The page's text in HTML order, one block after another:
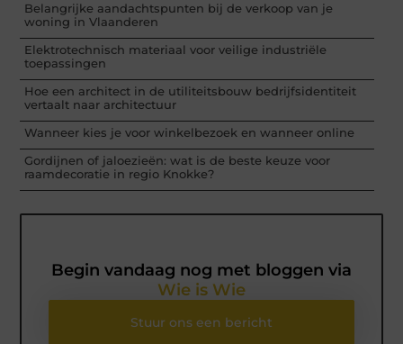
Belangrijke aandachtspunten bij de verkoop van je
woning in Vlaanderen
Elektrotechnisch materiaal voor veilige industriële
toepassingen
Hoe een architect in de utiliteitsbouw bedrijfsidentiteit
vertaalt naar architectuur
Wanneer kies je voor winkelbezoek en wanneer online
Gordijnen of jaloezieën: wat is de beste keuze voor
raamdecoratie in regio Knokke?
Begin vandaag nog met bloggen via
Wie is Wie
Stuur ons een bericht